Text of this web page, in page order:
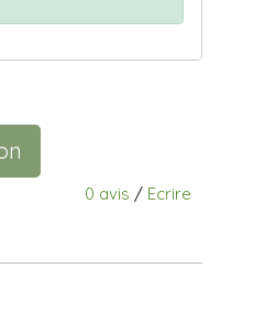
0 avis / Ecrire